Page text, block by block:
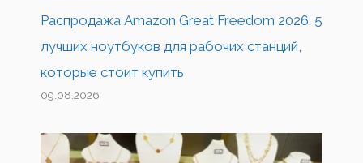
Распродажа Amazon Great Freedom 2026: 5
лучших ноутбуков для рабочих станций,
которые стоит купить
09.08.2026